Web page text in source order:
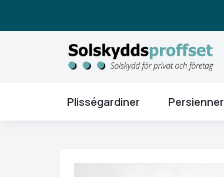
Plisségardiner Persienner